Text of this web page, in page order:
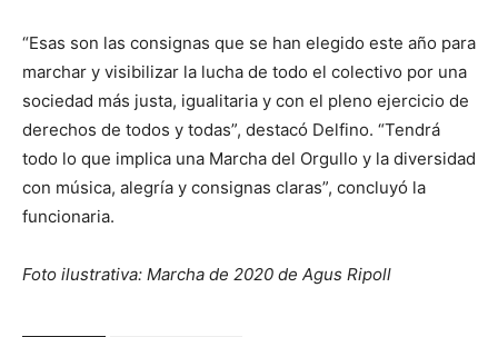
“Esas son las consignas que se han elegido este año para
marchar y visibilizar la lucha de todo el colectivo por una
sociedad más justa, igualitaria y con el pleno ejercicio de
derechos de todos y todas”, destacó Delfino. “Tendrá
todo lo que implica una Marcha del Orgullo y la diversidad
con música, alegría y consignas claras”, concluyó la
funcionaria.
Foto ilustrativa: Marcha de 2020 de Agus Ripoll